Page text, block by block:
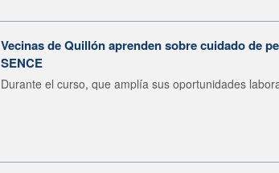
Vecinas de Quillón aprenden sobre cuidado de
SENCE
Durante el curso, que amplía sus oportunidades